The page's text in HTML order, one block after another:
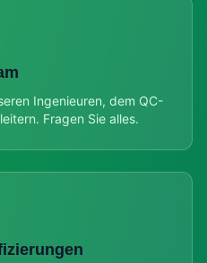
Ingenieuren, dem QC-
Fragen Sie alles.